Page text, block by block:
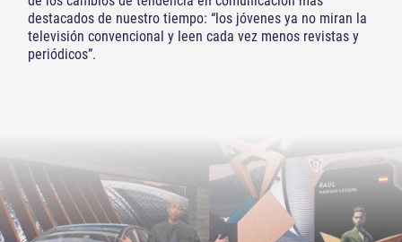
destacados de nuestro tiempo: “los jóvenes ya no miran la
televisión convencional y leen cada vez menos revistas y
periódicos”.